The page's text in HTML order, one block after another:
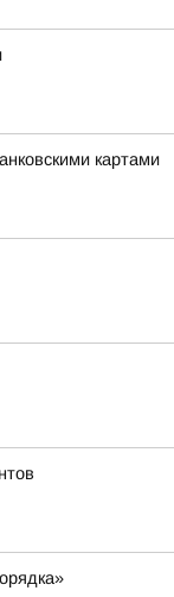
картами